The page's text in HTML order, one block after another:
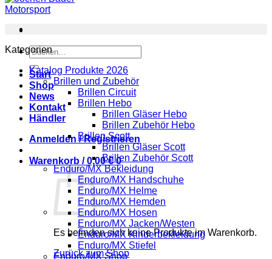
Suchen
nach:
Start
Shop
News
Kontakt
Händler
Anmelden / Registrieren
Warenkorb /0,00€ 0
Es befinden sich keine Produkte im Warenkorb.
Zurück zum Shop
Kategorien
Katalog Produkte 2026
Brillen und Zubehör
Brillen Circuit
Brillen Hebo
Brillen Gläser Hebo
Brillen Zubehör Hebo
Brillen Scott
Brillen Gläser Scott
Brillen Zubehör Scott
Enduro/MX Bekleidung
Enduro/MX Handschuhe
Enduro/MX Helme
Enduro/MX Hemden
Enduro/MX Hosen
Enduro/MX Jacken/Westen
Enduro/MX Kinderbekleidung
Enduro/MX Stiefel
Enduro/MX Shop